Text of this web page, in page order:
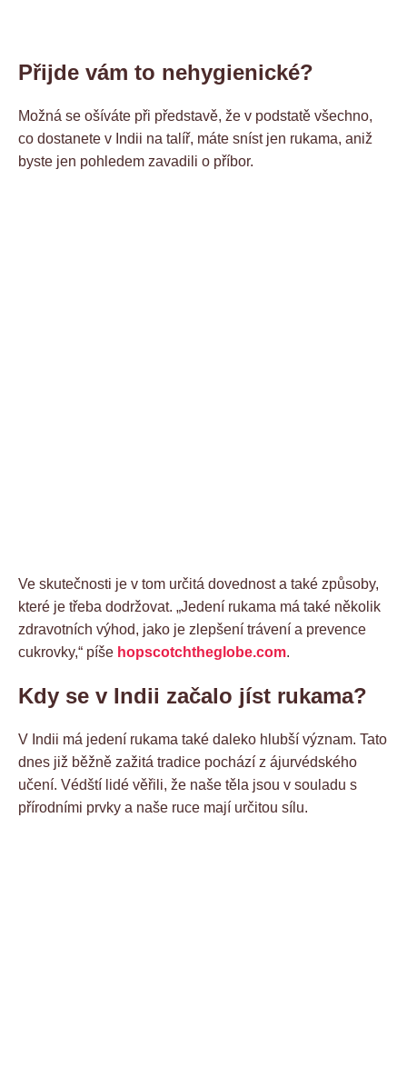
Přijde vám to nehygienické?
Možná se ošíváte při představě, že v podstatě všechno,
co dostanete v Indii na talíř, máte sníst jen rukama, aniž
byste jen pohledem zavadili o příbor.
Ve skutečnosti je v tom určitá dovednost a také způsoby,
které je třeba dodržovat. „Jedení rukama má také několik
zdravotních výhod, jako je zlepšení trávení a prevence
cukrovky,“ píše hopscotchtheglobe.com.
Kdy se v Indii začalo jíst rukama?
V Indii má jedení rukama také daleko hlubší význam. Tato
dnes již běžně zažitá tradice pochází z ájurvédského
učení. Védští lidé věřili, že naše těla jsou v souladu s
přírodními prvky a naše ruce mají určitou sílu.